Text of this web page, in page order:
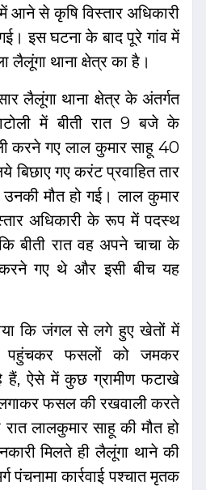
आने से कृषि विस्तार अधिकारी
इस घटना के बाद पूरे गांव में
थाना क्षेत्र का है।
लैलूंगा थाना क्षेत्र के अंतर्गत
में बीती रात 9 बजे के
करने गए लाल कुमार साहू 40
गए करंट प्रवाहित तार
मौत हो गई। लाल कुमार
अधिकारी के रूप में पदस्थ
बीती रात वह अपने चाचा के
गए थे और इसी बीच यह
कि जंगल से लगे हुए खेतों में
पहुंचकर फसलों को जमकर
हैं, ऐसे में कुछ ग्रामीण फटाखे
फसल की रखवाली करते
लालकुमार साहू की मौत हो
मिलते ही लैलूंगा थाने की
पंचनामा कार्रवाई पश्चात मृतक